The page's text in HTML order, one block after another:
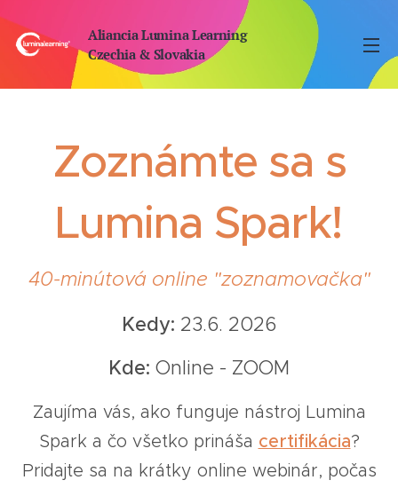
Aliancia Lumina Learning
Czechia & Slovakia
Zoznámte sa s
Lumina Spark!
40-minútová online "zoznamovačka"
Kedy: 23.6. 2026
Kde: Online - ZOOM
Zaujíma vás, ako funguje nástroj Lumina
Spark a čo všetko prináša certifikácia?
Pridajte sa na krátky online webinár, počas